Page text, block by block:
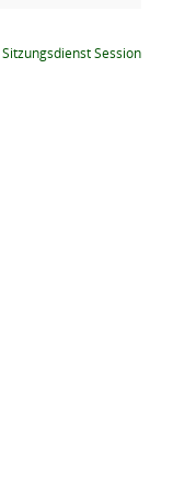
SitzungsdienstSession(Wird in